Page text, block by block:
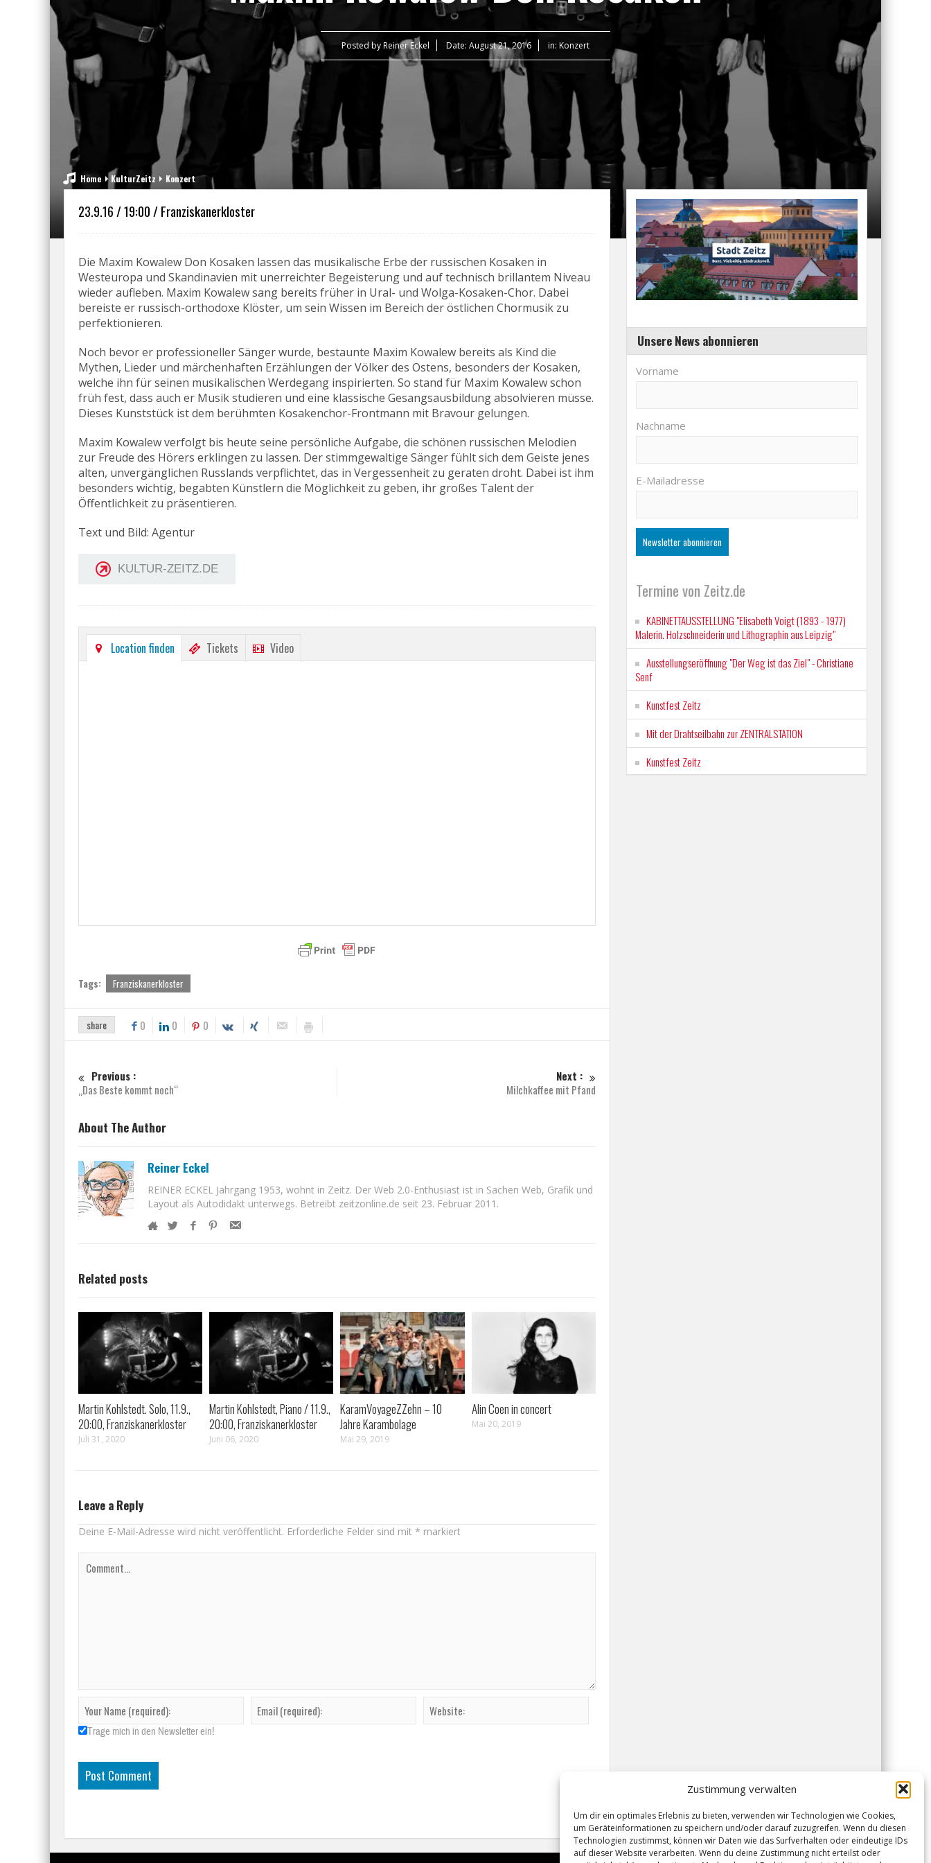
Zustimmung verwalten
Um dir ein optimales Erlebnis zu bieten, verwenden wir Technologien wie Cookies,
um Geräteinformationen zu speichern und/oder darauf zuzugreifen. Wenn du diesen
Technologien zustimmst, können wir Daten wie das Surfverhalten oder eindeutige IDs
auf dieser Website verarbeiten. Wenn du deine Zustimmung nicht erteilst oder
Posted by Reiner Eckel Date: August 21, 2016 in: Konzert
Home KulturZeitz Konzert
23.9.16 / 19:00 / Franziskanerkloster
Die Maxim Kowalew Don Kosaken lassen das musikalische Erbe der russischen Kosaken in
Westeuropa und Skandinavien mit unerreichter Begeisterung und auf technisch brillantem Niveau
wieder aufleben. Maxim Kowalew sang bereits früher in Ural- und Wolga-Kosaken-Chor. Dabei
bereiste er russisch-orthodoxe Klöster, um sein Wissen im Bereich der östlichen Chormusik zu
perfektionieren.
Noch bevor er professioneller Sänger wurde, bestaunte Maxim Kowalew bereits als Kind die
Mythen, Lieder und märchenhaften Erzählungen der Völker des Ostens, besonders der Kosaken,
welche ihn für seinen musikalischen Werdegang inspirierten. So stand für Maxim Kowalew schon
früh fest, dass auch er Musik studieren und eine klassische Gesangsausbildung absolvieren müsse.
Dieses Kunststück ist dem berühmten Kosakenchor-Frontmann mit Bravour gelungen.
Maxim Kowalew verfolgt bis heute seine persönliche Aufgabe, die schönen russischen Melodien
zur Freude des Hörers erklingen zu lassen. Der stimmgewaltige Sänger fühlt sich dem Geiste jenes
alten, unvergänglichen Russlands verpflichtet, das in Vergessenheit zu geraten droht. Dabei ist ihm
besonders wichtig, begabten Künstlern die Möglichkeit zu geben, ihr großes Talent der
Öffentlichkeit zu präsentieren.
Text und Bild: Agentur
KULTUR-ZEITZ.DE
Location finden Tickets Video
Tags: Franziskanerkloster
share 0 0 0
Previous :
„Das Beste kommt noch“
Next :
Milchkaffee mit Pfand
About The Author
Reiner Eckel
REINER ECKEL Jahrgang 1953, wohnt in Zeitz. Der Web 2.0-Enthusiast ist in Sachen Web, Grafik und
Layout als Autodidakt unterwegs. Betreibt zeitzonline.de seit 23. Februar 2011.
Related posts
Martin Kohlstedt. Solo, 11.9.,
20:00, Franziskanerkloster
Juli 31, 2020
Martin Kohlstedt, Piano / 11.9.,
20:00, Franziskanerkloster
Juni 06, 2020
KaramVoyageZZehn – 10
Jahre Karambolage
Mai 29, 2019
Alin Coen in concert
Mai 20, 2019
Leave a Reply
Deine E-Mail-Adresse wird nicht veröffentlicht. Erforderliche Felder sind mit * markiert
Trage mich in den Newsletter ein!
Unsere News abonnieren
Vorname
Nachname
E-Mailadresse
Termine von Zeitz.de
KABINETTAUSSTELLUNG "Elisabeth Voigt (1893 - 1977)
Malerin. Holzschneiderin und Lithographin aus Leipzig"
Ausstellungseröffnung "Der Weg ist das Ziel" - Christiane
Senf
Kunstfest Zeitz
Mit der Drahtseilbahn zur ZENTRALSTATION
Kunstfest Zeitz